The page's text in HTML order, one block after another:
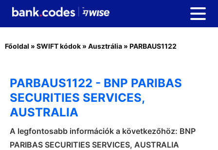
Főoldal » SWIFT kódok » Ausztrália » PARBAUS1122
PARBAUS1122 - BNP PARIBAS
SECURITIES SERVICES,
AUSTRALIA
A legfontosabb információk a következőhöz: BNP
PARIBAS SECURITIES SERVICES, AUSTRALIA